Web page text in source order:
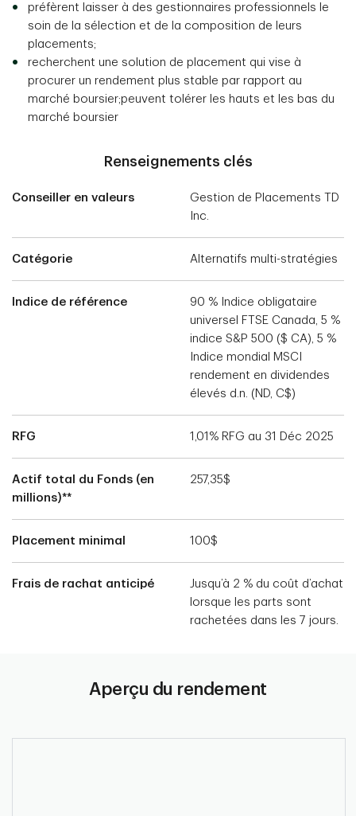
préfèrent laisser à des gestionnaires professionnels le
soin de la sélection et de la composition de leurs
placements;
recherchent une solution de placement qui vise à
procurer un rendement plus stable par rapport au
marché boursier;peuvent tolérer les hauts et les bas du
marché boursier
Renseignements clés
Conseiller en valeurs
Gestion de Placements TD
Inc.
Catégorie Alternatifs multi-stratégies
Indice de référence
90 % Indice obligataire
universel FTSE Canada, 5 %
indice S&P 500 ($ CA), 5 %
Indice mondial MSCI
rendement en dividendes
élevés d.n. (ND, C$)
RFG 1,01% RFG au 31 Déc 2025
Actif total du Fonds (en
millions)**
257,35$
Placement minimal 100$
Frais de rachat anticipé
Jusqu’à 2 % du coût d’achat
lorsque les parts sont
rachetées dans les 7 jours.
Aperçu du rendement